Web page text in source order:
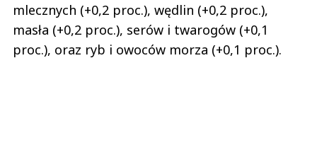
mlecznych (+0,2 proc.), wędlin (+0,2 proc.),
masła (+0,2 proc.), serów i twarogów (+0,1
proc.), oraz ryb i owoców morza (+0,1 proc.).